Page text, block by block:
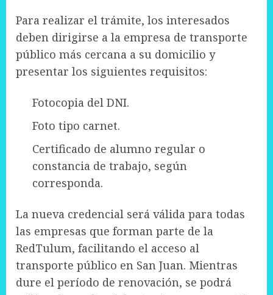
Para realizar el trámite, los interesados
deben dirigirse a la empresa de transporte
público más cercana a su domicilio y
presentar los siguientes requisitos:
Fotocopia del DNI.
Foto tipo carnet.
Certificado de alumno regular o
constancia de trabajo, según
corresponda.
La nueva credencial será válida para todas
las empresas que forman parte de la
RedTulum, facilitando el acceso al
transporte público en San Juan. Mientras
dure el período de renovación, se podrá